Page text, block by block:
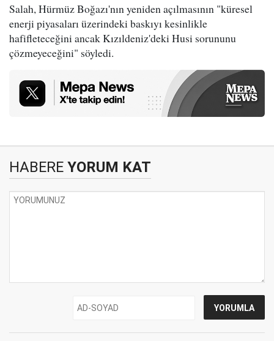
Salah, Hürmüz Boğazı'nın yeniden açılmasının "küresel
enerji piyasaları üzerindeki baskıyı kesinlikle
hafifleteceğini ancak Kızıldeniz'deki Husi sorununu
çözmeyeceğini" söyledi.
HABERE YORUM KAT